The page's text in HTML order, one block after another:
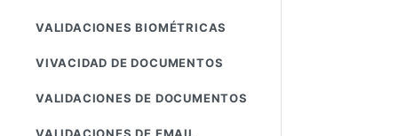
VALIDACIONES BIOMÉTRICAS
VIVACIDAD DE DOCUMENTOS
VALIDACIONES DE DOCUMENTOS
VALIDACIONES DE EMAIL